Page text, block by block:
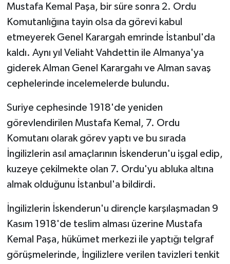
Mustafa Kemal Paşa, bir süre sonra 2. Ordu
Komutanlığına tayin olsa da görevi kabul
etmeyerek Genel Karargah emrinde İstanbul'da
kaldı. Aynı yıl Veliaht Vahdettin ile Almanya'ya
giderek Alman Genel Karargahı ve Alman savaş
cephelerinde incelemelerde bulundu.
Suriye cephesinde 1918'de yeniden
görevlendirilen Mustafa Kemal, 7. Ordu
Komutanı olarak görev yaptı ve bu sırada
İngilizlerin asıl amaçlarının İskenderun'u işgal edip,
kuzeye çekilmekte olan 7. Ordu'yu abluka altına
almak olduğunu İstanbul'a bildirdi.
İngilizlerin İskenderun'u dirençle karşılaşmadan 9
Kasım 1918'de teslim alması üzerine Mustafa
Kemal Paşa, hükümet merkezi ile yaptığı telgraf
görüşmelerinde, İngilizlere verilen tavizleri tenkit